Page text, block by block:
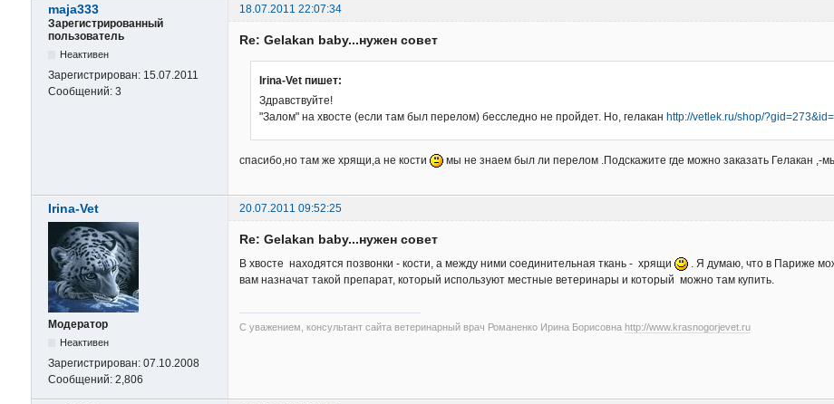
maja333
18.07.2011 22:07:34
Зарегистрированный
пользователь
Неактивен
Зарегистрирован: 15.07.2011
Сообщений: 3
Re: Gelakan baby...нужен совет
Irina-Vet пишет:
Здравствуйте!
"Залом" на хвосте (если там был перелом) бесследно не пройдет. Но, гелакан http://vetlek.ru/shop/
спасибо,но там же хрящи,а не кости мы не знаем был ли перелом .Подскажите где можно заказать Гелакан ,-
Irina-Vet 20.07.2011 09:52:25
Модератор
Неактивен
Зарегистрирован: 07.10.2008
Сообщений: 2,806
Re: Gelakan baby...нужен совет
В хвосте находятся позвонки - кости, а между ними соединительная ткань - хрящи
. Я думаю, что в Париже
вам назначат такой препарат, который используют местные ветеринары и который можно там купить.
С уважением, консультант сайта ветеринарный врач Романенко Ирина Борисовна http://www.krasnogorjevet.ru